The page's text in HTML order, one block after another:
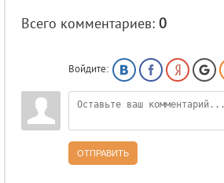
Всего комментариев: 0
Войдите:
ОТПРАВИТЬ